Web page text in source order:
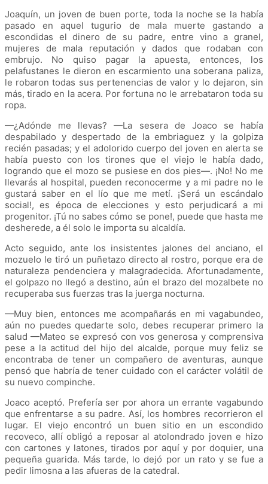
Joaquín, un joven de buen porte, toda la noche se la había
pasado en aquel tugurio de mala muerte gastando a
escondidas el dinero de su padre, entre vino a granel,
mujeres de mala reputación y dados que rodaban con
embrujo. No quiso pagar la apuesta, entonces, los
pelafustanes le dieron en escarmiento una soberana paliza,
le robaron todas sus pertenencias de valor y lo dejaron, sin
más, tirado en la acera. Por fortuna no le arrebataron toda su
ropa.
—¿Adónde me llevas? —La sesera de Joaco se había
despabilado y despertado de la embriaguez y la golpiza
recién pasadas; y el adolorido cuerpo del joven en alerta se
había puesto con los tirones que el viejo le había dado,
logrando que el mozo se pusiese en dos pies—. ¡No! No me
llevarás al hospital, pueden reconocerme y a mi padre no le
gustará saber en el lío que me metí. ¡Será un escándalo
social!, es época de elecciones y esto perjudicará a mi
progenitor. ¡Tú no sabes cómo se pone!, puede que hasta me
desherede, a él solo le importa su alcaldía.
Acto seguido, ante los insistentes jalones del anciano, el
mozuelo le tiró un puñetazo directo al rostro, porque era de
naturaleza pendenciera y malagradecida. Afortunadamente,
el golpazo no llegó a destino, aún el brazo del mozalbete no
recuperaba sus fuerzas tras la juerga nocturna.
—Muy bien, entonces me acompañarás en mi vagabundeo,
aún no puedes quedarte solo, debes recuperar primero la
salud —Mateo se expresó con vos generosa y comprensiva
pese a la actitud del hijo del alcalde, porque muy feliz se
encontraba de tener un compañero de aventuras, aunque
pensó que habría de tener cuidado con el carácter volátil de
su nuevo compinche.
Joaco aceptó. Prefería ser por ahora un errante vagabundo
que enfrentarse a su padre. Así, los hombres recorrieron el
lugar. El viejo encontró un buen sitio en un escondido
recoveco, allí obligó a reposar al atolondrado joven e hizo
con cartones y latones, tirados por aquí y por doquier, una
pequeña guarida. Más tarde, lo dejó por un rato y se fue a
pedir limosna a las afueras de la catedral.